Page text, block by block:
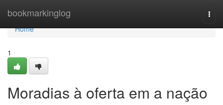
bookmarkinglog
Home
Home
1
Moradias à oferta em a nação